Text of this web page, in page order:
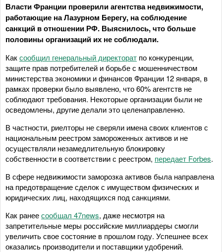
Власти Франции проверили агентства недвижимости,
работающие на Лазурном Берегу, на соблюдение
санкций в отношении РФ. Выяснилось, что больше
половины организаций их не соблюдали.
Каксообщил генеральный директорат по конкуренции,
защите прав потребителей и борьбе с мошенничеством
министерства экономики и финансов Франции 12 января, в
рамках проверки было выявлено, что 60% агентств не
соблюдают требования. Некоторые организации были не
осведомлены, другие делали это целенаправленно.
В частности, риелторы не сверяли имена своих клиентов с
национальным реестром замороженных активов и не
осуществляли незамедлительную блокировку
собственности в соответствии с реестром, передает Forbes.
В сфере недвижимости заморозка активов была направлена
на предотвращение сделок с имуществом физических и
юридических лиц, находящихся под санкциями.
Как ранеесообщал 47news, даже несмотря на
запретительные меры российские миллиардеры смогли
увеличить свое состояние в прошлом году. Успешнее всех
оказались производители и поставщики удобрений.